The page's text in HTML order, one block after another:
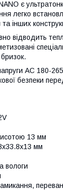
є
легко
та інших
відводить
AC 180-
безпеки
13 мм
мм
вологи